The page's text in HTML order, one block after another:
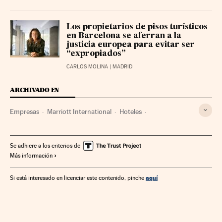
Los propietarios de pisos turísticos
en Barcelona se aferran a la
justicia europea para evitar ser
“expropiados”
CARLOS MOLINA | MADRID
ARCHIVADO EN
Empresas Marriott International Hoteles
Francia Financiación Endeudamiento empresarial
Se adhiere a los criterios de
Más información
Si está interesado en licenciar este contenido, pinche aquí